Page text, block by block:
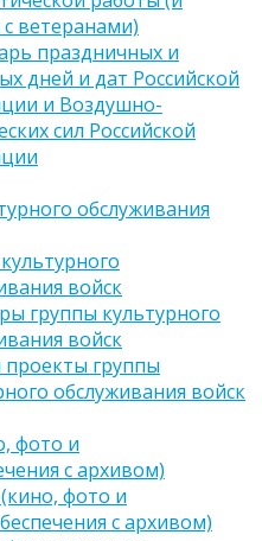
ветеранами)
праздничных и
дней и дат Российской
и Воздушно-
сил Российской
обслуживания
войск
группы культурного
войск
группы
обслуживания войск
фото и
с архивом)
фото и
с архивом)